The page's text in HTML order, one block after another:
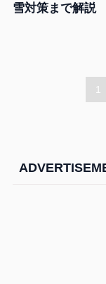
雪対策まで解説
1